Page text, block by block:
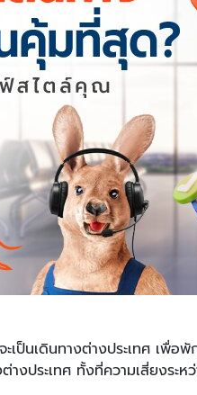
ะเป็นเดินทางต่างประเทศ เ
างประเทศ ทั้งที่ความเสี่ยงระห